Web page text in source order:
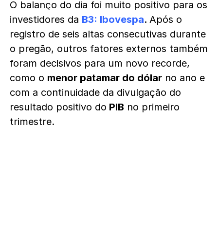
O balanço do dia foi muito positivo para os
investidores da B3: Ibovespa. Após o
registro de seis altas consecutivas durante
o pregão, outros fatores externos também
foram decisivos para um novo recorde,
como o menor patamar do dólar no ano e
com a continuidade da divulgação do
resultado positivo do PIB no primeiro
trimestre.